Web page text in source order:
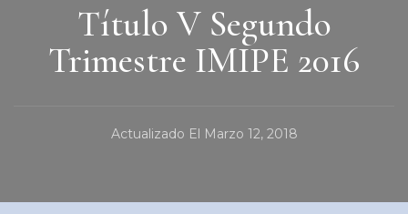
Título V Segundo
Trimestre IMIPE 2016
Actualizado El Marzo 12, 2018